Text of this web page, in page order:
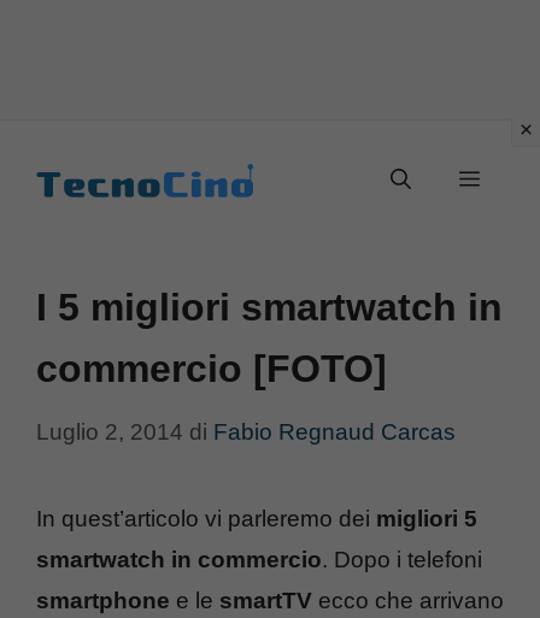
Menu
I 5 migliori smartwatch in
commercio [FOTO]
Luglio 2, 2014 di Fabio Regnaud Carcas
In quest’articolo vi parleremo dei migliori 5
smartwatch in commercio. Dopo i telefoni
smartphone e le smartTV ecco che arrivano